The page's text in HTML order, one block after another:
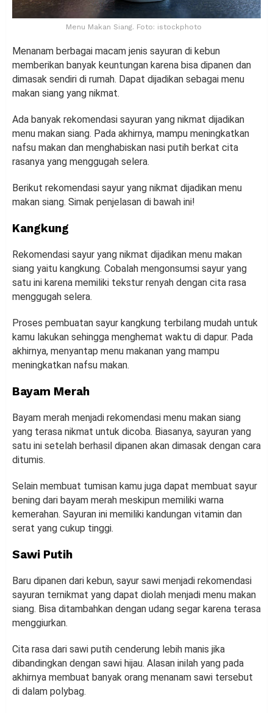
Menu Makan Siang. Foto: istockphoto
Menanam berbagai macam jenis sayuran di kebun
memberikan banyak keuntungan karena bisa dipanen dan
dimasak sendiri di rumah. Dapat dijadikan sebagai menu
makan siang yang nikmat.
Ada banyak rekomendasi sayuran yang nikmat dijadikan
menu makan siang. Pada akhirnya, mampu meningkatkan
nafsu makan dan menghabiskan nasi putih berkat cita
rasanya yang menggugah selera.
Berikut rekomendasi sayur yang nikmat dijadikan menu
makan siang. Simak penjelasan di bawah ini!
Kangkung
Rekomendasi sayur yang nikmat dijadikan menu makan
siang yaitu kangkung. Cobalah mengonsumsi sayur yang
satu ini karena memiliki tekstur renyah dengan cita rasa
menggugah selera.
Proses pembuatan sayur kangkung terbilang mudah untuk
kamu lakukan sehingga menghemat waktu di dapur. Pada
akhirnya, menyantap menu makanan yang mampu
meningkatkan nafsu makan.
Bayam Merah
Bayam merah menjadi rekomendasi menu makan siang
yang terasa nikmat untuk dicoba. Biasanya, sayuran yang
satu ini setelah berhasil dipanen akan dimasak dengan cara
ditumis.
Selain membuat tumisan kamu juga dapat membuat sayur
bening dari bayam merah meskipun memiliki warna
kemerahan. Sayuran ini memiliki kandungan vitamin dan
serat yang cukup tinggi.
Sawi Putih
Baru dipanen dari kebun, sayur sawi menjadi rekomendasi
sayuran ternikmat yang dapat diolah menjadi menu makan
siang. Bisa ditambahkan dengan udang segar karena terasa
menggiurkan.
Cita rasa dari sawi putih cenderung lebih manis jika
dibandingkan dengan sawi hijau. Alasan inilah yang pada
akhirnya membuat banyak orang menanam sawi tersebut
di dalam polybag.